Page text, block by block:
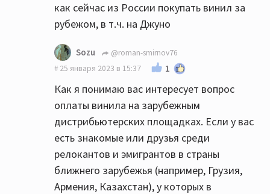
как сейчас из России покупать винил за
рубежом, в т.ч. на Джуно
Sozu
@roman-smirnov76
25 января 2023 в 15:37
1
Как я понимаю вас интересует вопрос
оплаты винила на зарубежным
дистрибьютерских площадках. Если у вас
есть знакомые или друзья среди
релокантов и эмигрантов в страны
ближнего зарубежья (например, Грузия,
Армения, Казахстан), у которых в